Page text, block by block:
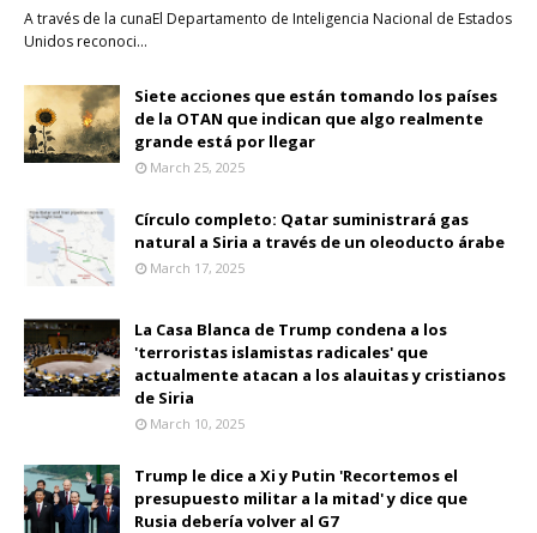
A través de la cunaEl Departamento de Inteligencia Nacional de Estados
Unidos reconoci…
Siete acciones que están tomando los países
de la OTAN que indican que algo realmente
grande está por llegar
March 25, 2025
Círculo completo: Qatar suministrará gas
natural a Siria a través de un oleoducto árabe
March 17, 2025
La Casa Blanca de Trump condena a los
'terroristas islamistas radicales' que
actualmente atacan a los alauitas y cristianos
de Siria
March 10, 2025
Trump le dice a Xi y Putin 'Recortemos el
presupuesto militar a la mitad' y dice que
Rusia debería volver al G7